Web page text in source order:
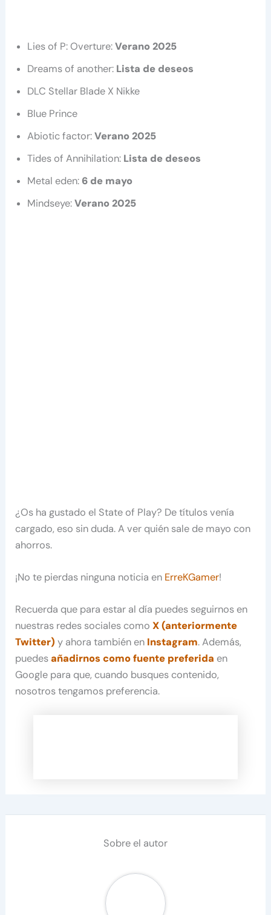
Lies of P: Overture:Verano 2025
Dreams of another: Lista de deseos
DLC Stellar Blade X Nikke
Blue Prince
Abiotic factor:Verano 2025
Tides of Annihilation: Lista de deseos
Metal eden: 6 de mayo
Mindseye:Verano 2025
¿Os ha gustado el State of Play? De títulos venía
cargado, eso sin duda. A ver quién sale de mayo con
ahorros.
¡No te pierdas ninguna noticia en ErreKGamer!
Recuerda que para estar al día puedes seguirnos en
nuestras redes sociales comoX (anteriormente
Twitter) y ahora también en Instagram. Además,
puedesañadirnos como fuente preferida en
Google para que, cuando busques contenido,
nosotros tengamos preferencia.
Sobre el autor